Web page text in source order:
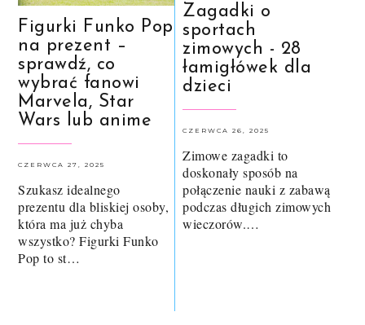
Figurki Funko Pop
na prezent –
sprawdź, co
wybrać fanowi
Marvela, Star
Wars lub anime
CZERWCA 27, 2025
Szukasz idealnego
prezentu dla bliskiej osoby,
która ma już chyba
wszystko? Figurki Funko
Pop to st…
Zagadki o
sportach
zimowych - 28
łamigłówek dla
dzieci
CZERWCA 26, 2025
Zimowe zagadki to
doskonały sposób na
połączenie nauki z zabawą
podczas długich zimowych
wieczorów.…